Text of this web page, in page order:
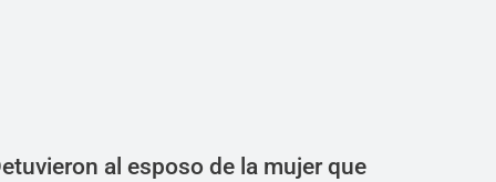
al esposo de la mujer que